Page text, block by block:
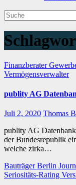
Finanzberater
Vermögensverwalter
publity AG
Juli 2, 2020 Thomas
publity AG
der Bundesrepublik
welche zirka…
BauträgerBerlin
Seriositäts-Rating